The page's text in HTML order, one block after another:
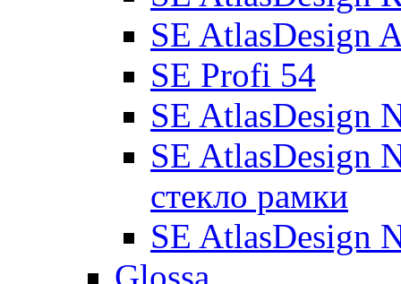
SE AtlasDesign
SE Profi 54
SE AtlasDesign
SE AtlasDesign
стекло рамки
SE AtlasDesign
Glossa